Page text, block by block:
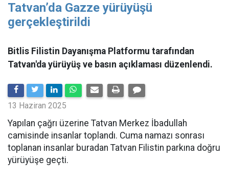
Tatvan’da Gazze yürüyüşü
gerçekleştirildi
Bitlis Filistin Dayanışma Platformu tarafından
Tatvan'da yürüyüş ve basın açıklaması düzenlendi.
13 Haziran 2025
Yapılan çağrı üzerine Tatvan Merkez İbadullah
camisinde insanlar toplandı. Cuma namazı sonrası
toplanan insanlar buradan Tatvan Filistin parkına doğru
yürüyüşe geçti.